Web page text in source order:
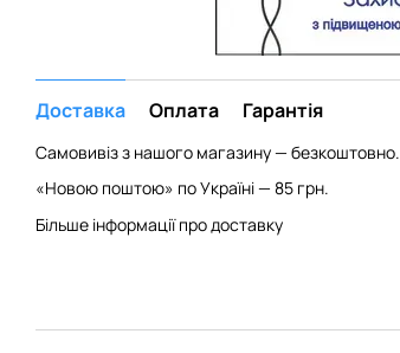
Доставка Оплата Гарантія
Самовивіз з нашого магазину — безкоштовно.
«Новою поштою» по Україні — 85 грн.
Більше інформації про доставку